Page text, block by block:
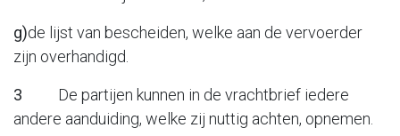
g)de lijst van bescheiden, welke aan de vervoerder
zijn overhandigd.
3
De partijen kunnen in de vrachtbrief iedere
andere aanduiding, welke zij nuttig achten, opnemen.